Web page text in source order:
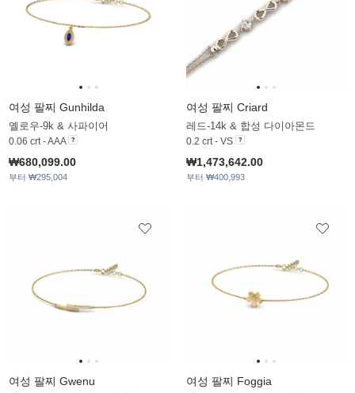
여성 팔찌 Gunhilda
옐로우-9k & 사파이어
0.06 crt - AAA
₩680,099.00
부터 ₩295,004
여성 팔찌 Criard
레드-14k & 합성 다이아몬드
0.2 crt - VS
₩1,473,642.00
부터 ₩400,993
여성 팔찌 Gwenu 여성 팔찌 Foggia